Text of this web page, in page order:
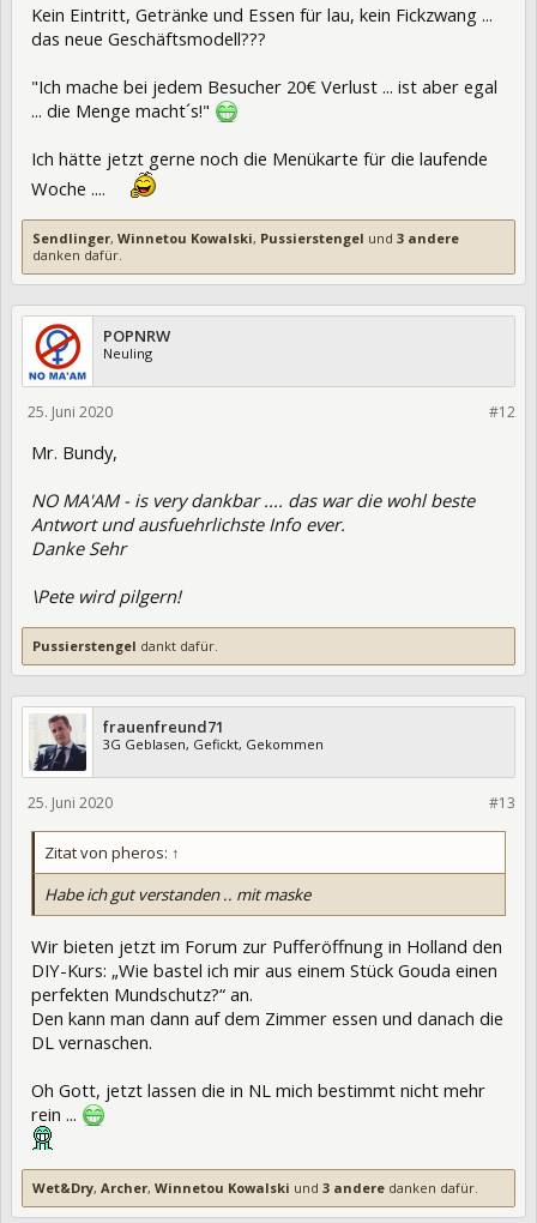
Kein Eintritt, Getränke und Essen für lau, kein Fickzwang ...
das neue Geschäftsmodell???
"Ich mache bei jedem Besucher 20€ Verlust ... ist aber egal
... die Menge macht´s!"
Ich hätte jetzt gerne noch die Menükarte für die laufende
Woche ....
Sendlinger, Winnetou Kowalski, Pussierstengel und 3 andere
danken dafür.
POPNRW
Neuling
#12
25. Juni 2020
Mr. Bundy,
NO MA'AM - is very dankbar .... das war die wohl beste
Antwort und ausfuehrlichste Info ever.
Danke Sehr
\Pete wird pilgern!
Pussierstengel dankt dafür.
frauenfreund71
3G Geblasen, Gefickt, Gekommen
#13
25. Juni 2020
Zitat von pheros: ↑
Habe ich gut verstanden .. mit maske
Wir bieten jetzt im Forum zur Pufferöffnung in Holland den
DIY-Kurs: „Wie bastel ich mir aus einem Stück Gouda einen
perfekten Mundschutz?“ an.
Den kann man dann auf dem Zimmer essen und danach die
DL vernaschen.
Oh Gott, jetzt lassen die in NL mich bestimmt nicht mehr
rein ...
Wet&Dry, Archer, Winnetou Kowalski und 3 andere danken dafür.